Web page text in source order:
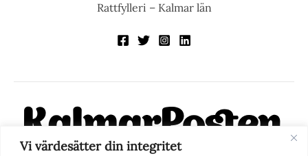
Vi värdesätter din integritet
Rattfylleri – Kalmar län
KalmarPosten är en modern lokalnyhetstidning på nätet. Med